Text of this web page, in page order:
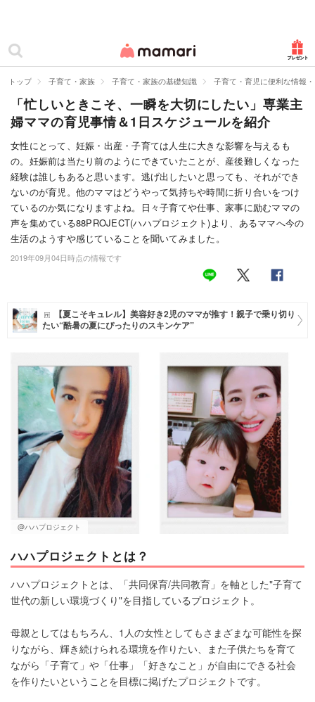
ママリ
カテゴリー一覧
妊娠
出産
赤ちゃん・育児
子育て・家族
病院
住まい
トレンド・イベント
トップ 子育て・家族 子育て・家族の基礎知識 子育て・育児に便利な情報
「忙しいときこそ、一瞬を大切にしたい」専業主
婦ママの育児事情＆1日スケジュールを紹介
女性にとって、妊娠・出産・子育ては人生に大きな影響を与えるも
の。妊娠前は当たり前のようにできていたことが、産後難しくなった
経験は誰しもあると思います。逃げ出したいと思っても、それができ
ないのが育児。他のママはどうやって気持ちや時間に折り合いをつけ
ているのか気になりますよね。日々子育てや仕事、家事に励むママの
声を集めている88PROJECT(ハハプロジェクト)より、あるママへ今の
生活のようすや感じていることを聞いてみました。
2019年09月04日時点の情報です
【夏こそキュレル】美容好き2児のママが推す！親子で乗り切り
たい“酷暑の夏にぴったりのスキンケア”
@ハハプロジェクト
ハハプロジェクトとは？
ハハプロジェクトとは、「共同保育/共同教育」を軸とした"子育て
世代の新しい環境づくり"を目指しているプロジェクト。
母親としてはもちろん、1人の女性としてもさまざまな可能性を探
りながら、輝き続けられる環境を作りたい、また子供たちを育て
ながら「子育て」や「仕事」「好きなこと」が自由にできる社会
を作りたいということを目標に掲げたプロジェクトです。